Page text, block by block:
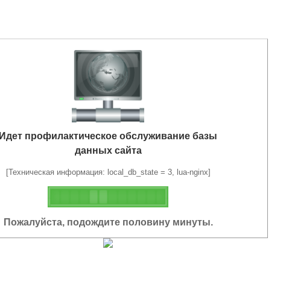
Идет профилактическое обслуживание базы
данных сайта
[Техническая информация: local_db_state = 3, lua-nginx]
Пожалуйста, подождите половину минуты.